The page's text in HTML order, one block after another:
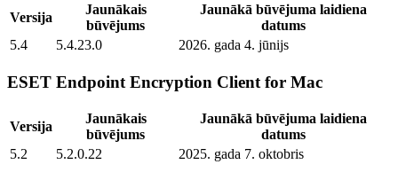
Versija
Jaunākais
būvējums
Jaunākā būvējuma laidiena
datums
5.4
5.4.23.0 2026. gada 4. jūnijs
ESET Endpoint Encryption Client for Mac
Versija
Jaunākais
būvējums
Jaunākā būvējuma laidiena
datums
5.2
5.2.0.22 2025. gada 7. oktobris